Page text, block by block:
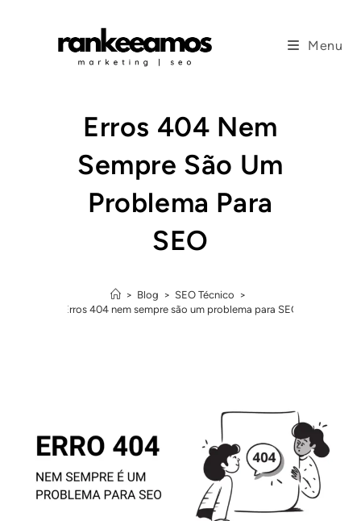
Menu
Erros 404 Nem
Sempre São Um
Problema Para
SEO
> Blog > SEO Técnico >
Erros 404 nem sempre são um problema para SEO